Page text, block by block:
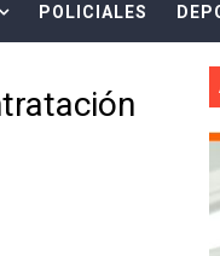
Emprendedor con
con el servicio
fueron sobre el
"POR LA
PROGRAMA
POLICIALES